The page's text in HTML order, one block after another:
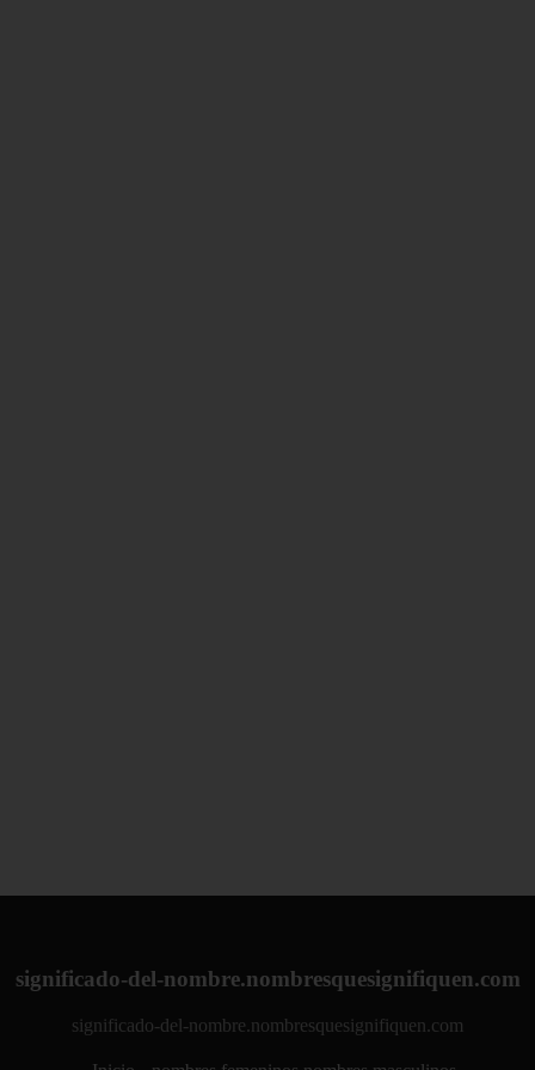
significado-del-nombre.nombresquesignifiquen.com
significado-del-nombre.nombresquesignifiquen.com